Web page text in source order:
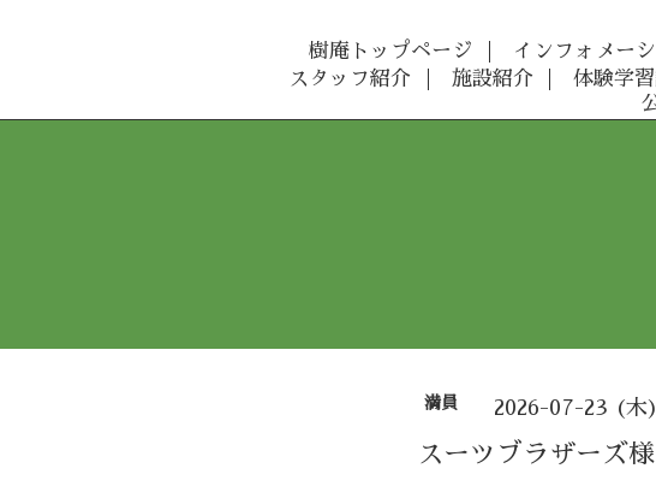
樹庵トップページ インフォメー
スタッフ紹介
施設紹介 体験学
満員 2026-07-23 (木
スーツブラザーズ様